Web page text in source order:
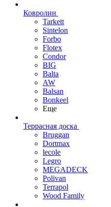
Ковролин
Tarkett
Sintelon
Forbo
Flotex
Condor
BIG
Balta
AW
Balsan
Bonkeel
Еще
Террасная доска
Bruggan
Dortmax
lecole
Legro
MEGADECK
Polivan
Terrapol
Wood Family